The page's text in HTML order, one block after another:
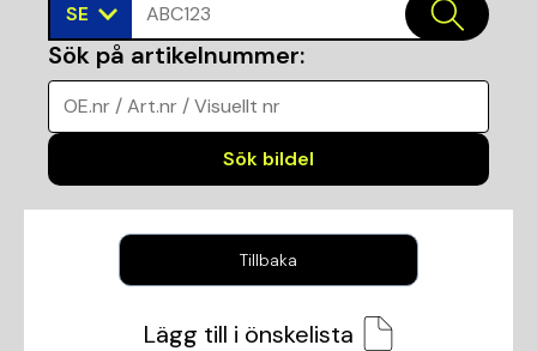
SE ABC123
Sök på artikelnummer:
OE.nr / Art.nr / Visuellt nr
Sök bildel
Tillbaka
Lägg till i önskelista